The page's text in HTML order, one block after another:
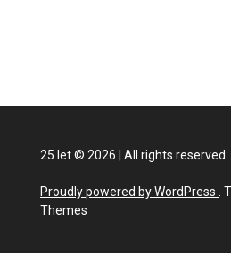
25 let© 2026 All rights reserved.
Proudly powered by WordPress
.
Themes